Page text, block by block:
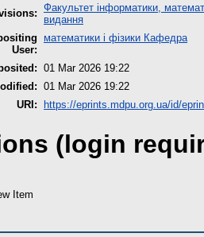
Факультет інформатики,
видання
User:
математики і фізики Кафедра
01 Mar 2026 19:22
01 Mar 2026 19:22
URI:
https://eprints.mdpu.org.ua/id/
(login
Item